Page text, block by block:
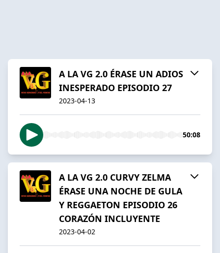
A LA VG 2.0 ÉRASE UN ADIOS
INESPERADO EPISODIO 27
2023-04-13
50:08
A LA VG 2.0 CURVY ZELMA
ÉRASE UNA NOCHE DE GULA
Y REGGAETON EPISODIO 26
CORAZÓN INCLUYENTE
2023-04-02